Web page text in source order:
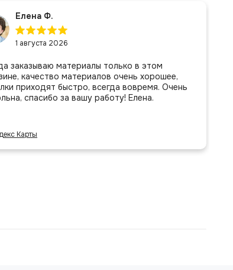
Елена Ф.
1 августа 2026
заказываю материалы только в этом
качество материалов очень хорошее,
приходят быстро, всегда вовремя. Очень
спасибо за вашу работу! Елена.
Карты